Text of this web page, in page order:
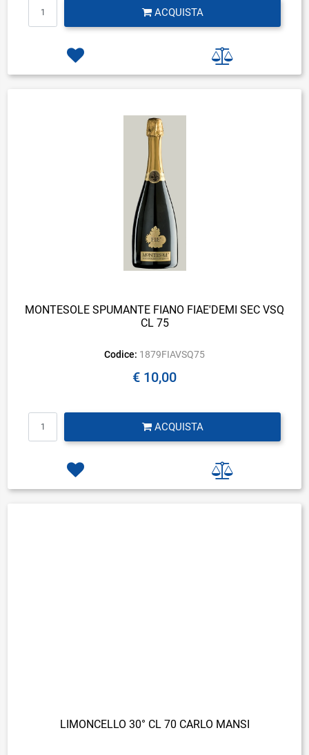
ACQUISTA
MONTESOLE SPUMANTE FIANO FIAE'DEMI SEC VSQ
CL 75
Codice: 1879FIAVSQ75
€ 10,00
ACQUISTA
LIMONCELLO 30° CL 70 CARLO MANSI